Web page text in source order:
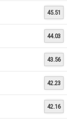
45.51
44.03
43.56
42.23
42.16